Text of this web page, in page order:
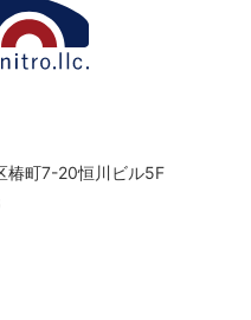
椿町7-20恒川ビル5F